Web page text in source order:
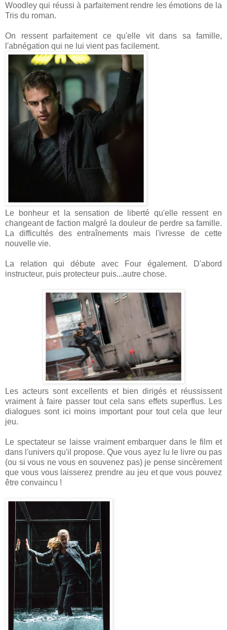
Woodley qui réussi à parfaitement rendre les émotions de la
Tris du roman.
On ressent parfaitement ce qu'elle vit dans sa famille,
l'abnégation qui ne lui vient pas facilement.
Le bonheur et la sensation de liberté qu'elle ressent en
changeant de faction malgré la douleur de perdre sa famille.
La difficultés des entraînements mais l'ivresse de cette
nouvelle vie.
La relation qui débute avec Four également. D'abord
instructeur, puis protecteur puis...autre chose.
Les acteurs sont excellents et bien dirigés et réussissent
vraiment à faire passer tout cela sans effets superflus. Les
dialogues sont ici moins important pour tout cela que leur
jeu.
Le spectateur se laisse vraiment embarquer dans le film et
dans l'univers qu'il propose. Que vous ayez lu le livre ou pas
(ou si vous ne vous en souvenez pas) je pense sincèrement
que vous vous laisserez prendre au jeu et que vous pouvez
être convaincu !